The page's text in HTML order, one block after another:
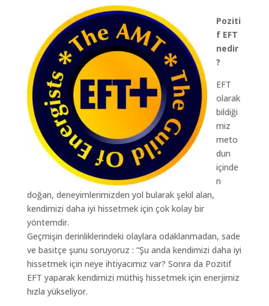
Poziti
f EFT
nedir
?
EFT
olarak
bildiği
miz
meto
dun
içinde
n
doğan, deneyimlerimizden yol bularak şekil alan,
kendimizi daha iyi hissetmek için çok kolay bir
yöntemdir.
Geçmişin derinliklerindeki olaylara odaklanmadan, sade
ve basitçe şunu soruyoruz : “Şu anda kendimizi daha iyi
hissetmek için neye ihtiyacımız var? Sonra da Pozitif
EFT yaparak kendimizi müthiş hissetmek için enerjimiz
hızla yükseliyor.